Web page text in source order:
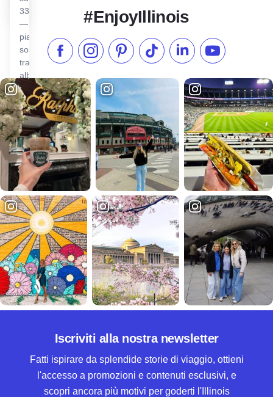
338 metri
— 11
piattaforme
sospese
tra gli
alberi,…
#EnjoyIllinois
Metti "Mi piace" su Facebook
Seguici su Instagram
Visita il nostro Pinterest
Seguici su TikTok
Seguici su LinkedIn
Iscriviti al
Iscriviti alla nostra newsletter
Fatti ispirare da splendide storie di viaggio, ottieni
l'accesso a promozioni e contenuti esclusivi, e
scopri ancora più motivi per goderti l'Illinois